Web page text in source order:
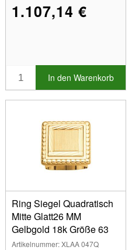
1.107,14 €
In den Warenkorb
Ring Siegel Quadratisch
Mitte Glatt26 MM
Gelbgold 18k Größe 63
Artikelnummer: XLAA 047Q